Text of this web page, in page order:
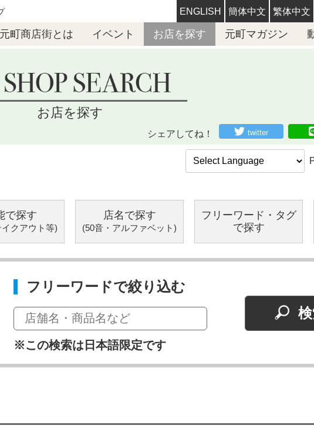
ENGLISH 簡体中文 繁体中文
町商店街とは イベント お店を探す 元町マガジン
お店を探す
シェアしてね！ twitter
で探す
クアウト等)
店名で探す
(50音・アルファベット)
フリーワード・ タグ
で探す
フリーワードで絞り込む
※この検索は日本語限定です